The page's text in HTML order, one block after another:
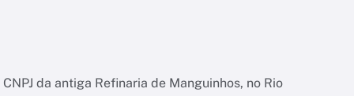
da antiga Refinaria de Manguinhos, no Rio